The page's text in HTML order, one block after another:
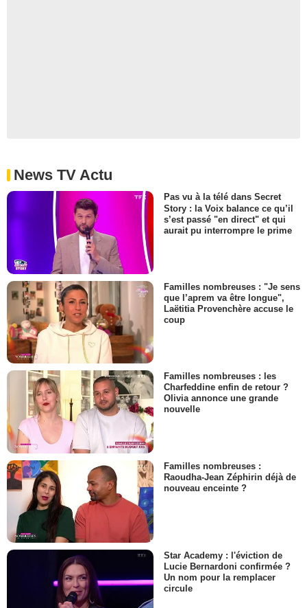
News TV Actu
Pas vu à la télé dans Secret
Story : la Voix balance ce qu’il
s’est passé "en direct" et qui
aurait pu interrompre le prime
Familles nombreuses : "Je sens
que l’aprem va être longue",
Laëtitia Provenchère accuse le
coup
Familles nombreuses : les
Charfeddine enfin de retour ?
Olivia annonce une grande
nouvelle
Familles nombreuses :
Raoudha-Jean Zéphirin déjà de
nouveau enceinte ?
Star Academy : l'éviction de
Lucie Bernardoni confirmée ?
Un nom pour la remplacer
circule